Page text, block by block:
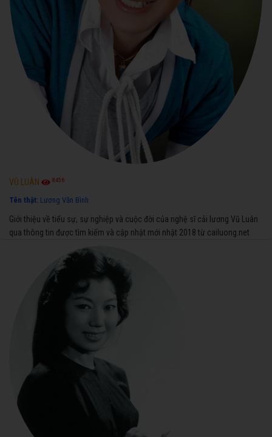
VŨ LUÂN 8456
Tên thật: Lương Văn Bình
Giới thiệu về tiểu sự, sự nghiệp và cuộc đời của nghệ sĩ cải lương Vũ Luân
qua thông tin được tìm kiếm và cập nhật mới nhật 2018 từ cailuong.net